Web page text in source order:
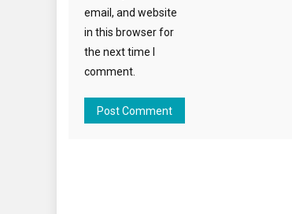
email, and website
in this browser for
the next time I
comment.